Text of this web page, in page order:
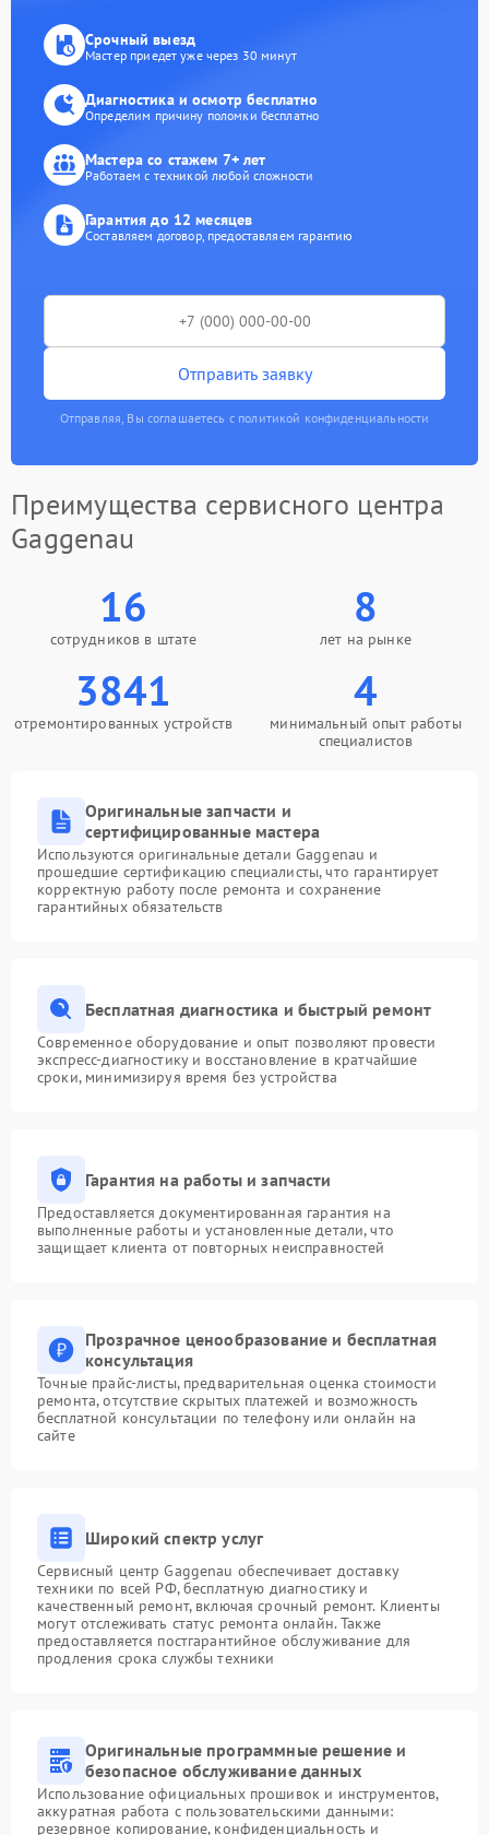
Срочный выезд
Мастер приедет уже через 30 минут
Диагностика и осмотр бесплатно
Определим причину поломки бесплатно
Мастера со стажем 7+ лет
Работаем с техникой любой сложности
Гарантия до 12 месяцев
Составляем договор, предоставляем гарантию
Отправить заявку
Отправляя, Вы соглашаетесь с политикой конфиденциальности
Преимущества сервисного центра
Gaggenau
16
сотрудников в штате
8
лет на рынке
3841
отремонтированных устройств
4
минимальный опыт работы
специалистов
Оригинальные запчасти и
сертифицированные мастера
Используются оригинальные детали Gaggenau и
прошедшие сертификацию специалисты, что гарантирует
корректную работу после ремонта и сохранение
гарантийных обязательств
Бесплатная диагностика и быстрый ремонт
Современное оборудование и опыт позволяют провести
экспресс-диагностику и восстановление в кратчайшие
сроки, минимизируя время без устройства
Гарантия на работы и запчасти
Предоставляется документированная гарантия на
выполненные работы и установленные детали, что
защищает клиента от повторных неисправностей
Прозрачное ценообразование и бесплатная
консультация
Точные прайс-листы, предварительная оценка стоимости
ремонта, отсутствие скрытых платежей и возможность
бесплатной консультации по телефону или онлайн на
сайте
Широкий спектр услуг
Сервисный центр Gaggenau обеспечивает доставку
техники по всей РФ, бесплатную диагностику и
качественный ремонт, включая срочный ремонт. Клиенты
могут отслеживать статус ремонта онлайн. Также
предоставляется постгарантийное обслуживание для
продления срока службы техники
Оригинальные программные решение и
безопасное обслуживание данных
Использование официальных прошивок и инструментов,
аккуратная работа с пользовательскими данными:
резервное копирование, конфиденциальность и